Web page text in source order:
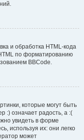
и обработка HTML-кода
по форматированию
BBCode.
которые могут быть
:) означает радость, а :(
увидеть в форме
используя их: они легко
может